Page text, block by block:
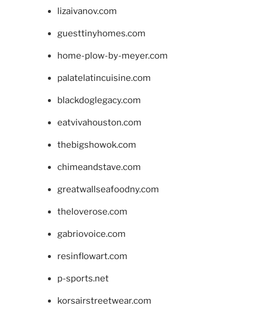
lizaivanov.com
guesttinyhomes.com
home-plow-by-meyer.com
palatelatincuisine.com
blackdoglegacy.com
eatvivahouston.com
thebigshowok.com
chimeandstave.com
greatwallseafoodny.com
theloverose.com
gabriovoice.com
resinflowart.com
p-sports.net
korsairstreetwear.com